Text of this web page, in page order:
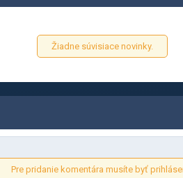
Žiadne súvisiace novinky.
Pre pridanie komentára musíte byť